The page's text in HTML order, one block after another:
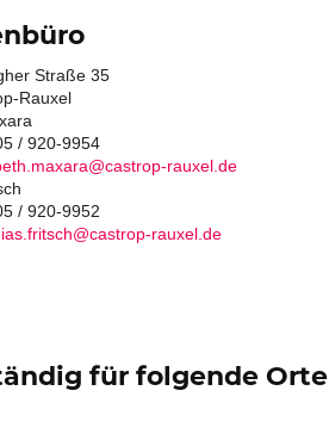
Straße 35
Rauxel
/ 920-9954
rauxel.de
/ 920-9952
rauxel.de
für folgende Orte